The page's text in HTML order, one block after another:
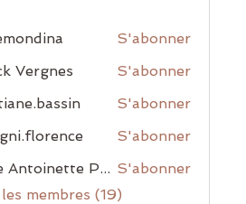
S'abonner
Vergnes
S'abonner
S'abonner
S'abonner
Marie Antoinette Pacory Laisney S'abonner
membres (19)